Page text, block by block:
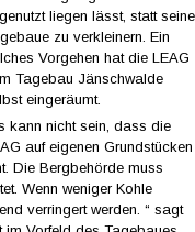
liegen lässt, statt seine
zu verkleinern. Ein
Vorgehen hat die LEAG
Tagebau Jänschwalde
eingeräumt.
kann nicht sein, dass die
auf eigenen Grundstücken
Die Bergbehörde muss
Wenn weniger Kohle
verringert werden. “ sagt